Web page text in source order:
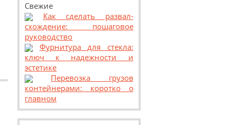
Свежие
Как сделать развал-
схождение: пошаговое
руководство
Фурнитура для стекла:
ключ к надежности и
эстетике
Перевозка грузов
контейнерами: коротко о
главном